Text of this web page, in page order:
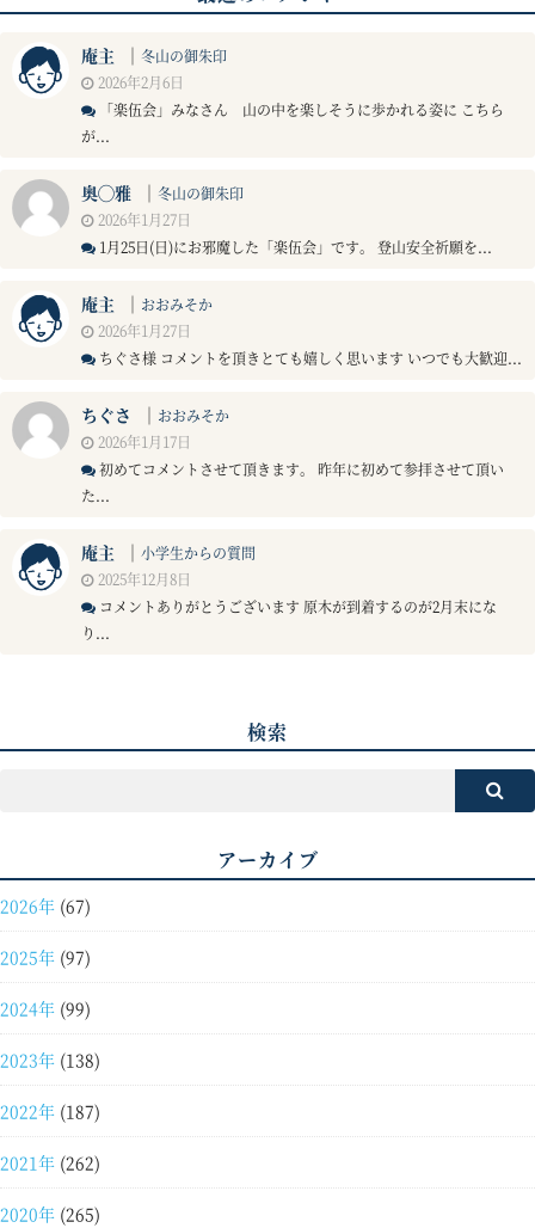
庵主 ｜ 冬山の御朱印
2026年2月6日
「楽伍会」みなさん 山の中を楽しそうに歩かれる姿に こちら
が...
奥◯雅 ｜ 冬山の御朱印
2026年1月27日
1月25日(日)にお邪魔した「楽伍会」です。 登山安全祈願を...
庵主 ｜ おおみそか
2026年1月27日
ちぐさ様 コメントを頂きとても嬉しく思います いつでも大歓迎...
ちぐさ ｜ おおみそか
2026年1月17日
初めてコメントさせて頂きます。 昨年に初めて参拝させて頂い
た...
庵主 ｜ 小学生からの質問
2025年12月8日
コメントありがとうございます 原木が到着するのが2月末にな
り...
検索
アーカイブ
2026年 (67)
2025年 (97)
2024年 (99)
2023年 (138)
2022年 (187)
2021年 (262)
2020年 (265)